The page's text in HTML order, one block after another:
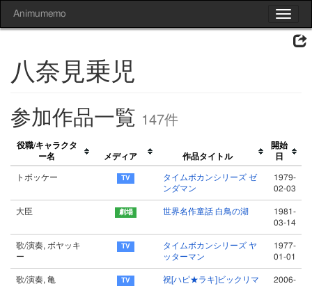
Toggle
Animumemo
八奈見乗児
参加作品一覧 147件
役職/キャラクタ
ー名
メディア 作品タイトル
開始
日
トボッケー
タイムボカンシリーズ ゼ
ンダマン
1979-
02-03
大臣 世界名作童話 白鳥の湖
1981-
03-14
歌/演奏, ボヤッキ
ー
タイムボカンシリーズ ヤ
ッターマン
1977-
01-01
歌/演奏, 亀
祝[ハピ★ラキ]ビックリマ
2006-